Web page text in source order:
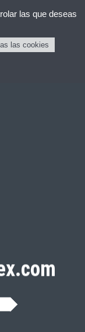
las que deseas
las cookies